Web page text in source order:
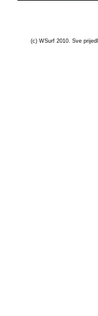
(c) WSurf 2010. Sve